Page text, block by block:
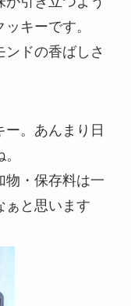
キーです。
ドの香ばしさ
ー。あんまり日
物・保存料は一
ぁと思います